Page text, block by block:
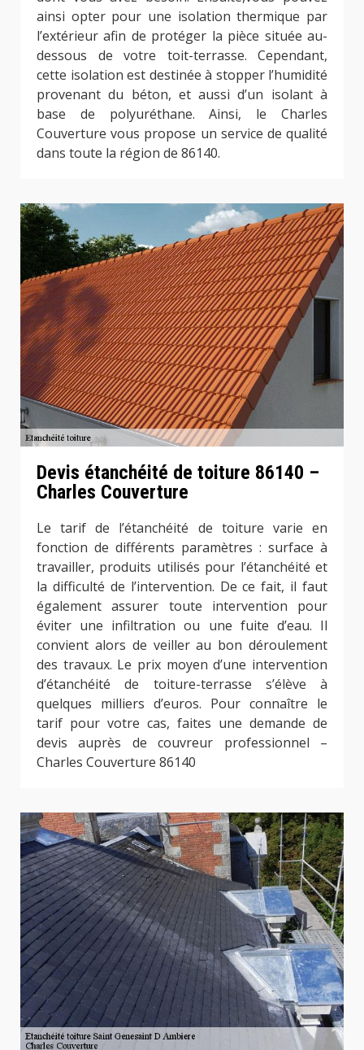
ainsi opter pour une isolation thermique par
l’extérieur afin de protéger la pièce située au-
dessous de votre toit-terrasse. Cependant,
cette isolation est destinée à stopper l’humidité
provenant du béton, et aussi d’un isolant à
base de polyuréthane. Ainsi, le Charles
Couverture vous propose un service de qualité
dans toute la région de 86140.
Devis étanchéité de toiture 86140 –
Charles Couverture
Le tarif de l’étanchéité de toiture varie en
fonction de différents paramètres : surface à
travailler, produits utilisés pour l’étanchéité et
la difficulté de l’intervention. De ce fait, il faut
également assurer toute intervention pour
éviter une infiltration ou une fuite d’eau. Il
convient alors de veiller au bon déroulement
des travaux. Le prix moyen d’une intervention
d’étanchéité de toiture-terrasse s’élève à
quelques milliers d’euros. Pour connaître le
tarif pour votre cas, faites une demande de
devis auprès de couvreur professionnel –
Charles Couverture 86140